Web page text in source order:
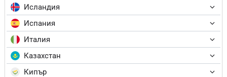
Исландия
Испания
Италия
Казахстан
Кипър